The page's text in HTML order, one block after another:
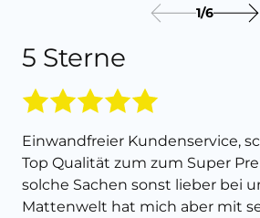
5 Sterne
Einwandfreier Kundenservice,
Top Qualität zum zum Super
solche Sachen sonst lieber bei
Mattenwelt hat mich aber mit
1/6